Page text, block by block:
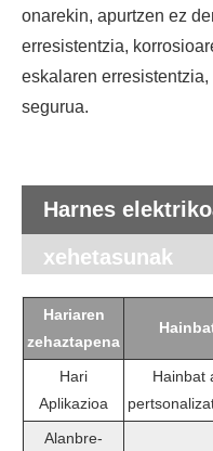
onarekin, apurtzen ez
erresistentzia,
eskalaren
segurua.
Harnes
xehetasunak
Hariaren
zehaztapena
Hari
Aplikazioa
Hainbat
Alanbre-